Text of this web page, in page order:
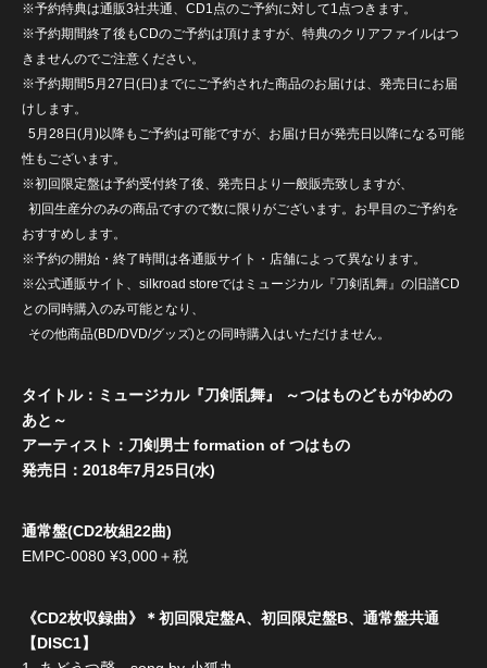
※予約特典は通販3社共通、CD1点のご予約に対して1点つきます。
※予約期間終了後もCDのご予約は頂けますが、特典のクリアファイルはつ
きませんのでご注意ください。
※予約期間5月27日(日)までにご予約された商品のお届けは、発売日にお届
けします。
5月28日(月)以降もご予約は可能ですが、お届け日が発売日以降になる可能
性もございます。
※初回限定盤は予約受付終了後、発売日より一般販売致しますが、
初回生産分のみの商品ですので数に限りがございます。お早目のご予約を
おすすめします。
※予約の開始・終了時間は各通販サイト・店舗によって異なります。
※公式通販サイト、silkroad storeではミュージカル『刀剣乱舞』の旧譜CD
との同時購入のみ可能となり、
その他商品(BD/DVD/グッズ)との同時購入はいただけません。
タイトル：ミュージカル『刀剣乱舞』 ～つはものどもがゆめの
あと～
アーティスト：刀剣男士 formation of つはもの
発売日：2018年7月25日(水)
通常盤(CD2枚組22曲)
EMPC-0080 ¥3,000＋税
《CD2枚収録曲》＊初回限定盤A、初回限定盤B、通常盤共通
【DISC1】